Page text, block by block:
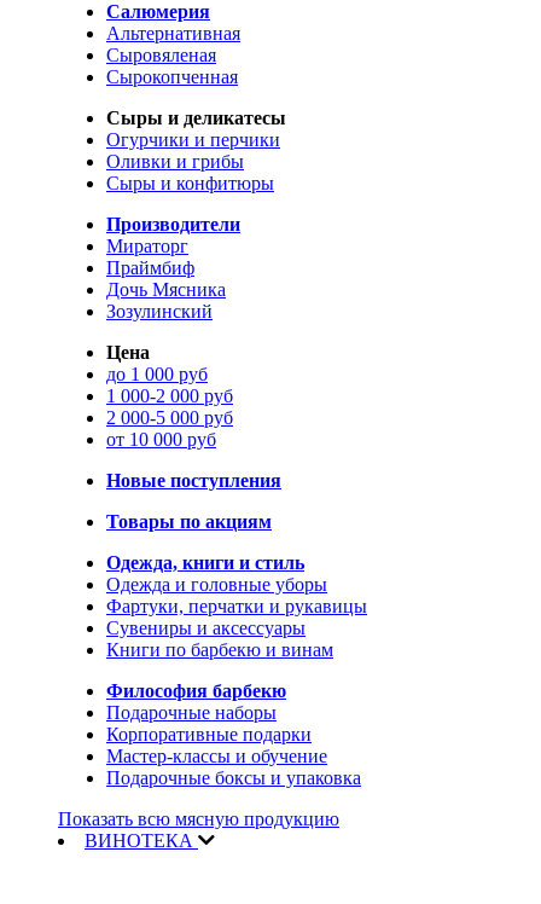
Салюмерия
Альтернативная
Сыровяленая
Сырокопченная
Сыры и деликатесы
Огурчики и перчики
Оливки и грибы
Сыры и конфитюры
Производители
Мираторг
Праймбиф
Дочь Мясника
Зозулинский
Цена
до 1 000 руб
1 000-2 000 руб
2 000-5 000 руб
от 10 000 руб
Новые поступления
Товары по акциям
Одежда, книги и стиль
Одежда и головные уборы
Фартуки, перчатки и рукавицы
Сувениры и аксессуары
Книги по барбекю и винам
Философия барбекю
Подарочные наборы
Корпоративные подарки
Мастер-классы и обучение
Подарочные боксы и упаковка
Показать всю мясную продукцию
ВИНОТЕКА